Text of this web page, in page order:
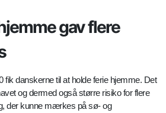
gav flere
fik danskerne til at holde ferie hjemme. Det
og dermed også større risiko for flere
der kunne mærkes på sø- og